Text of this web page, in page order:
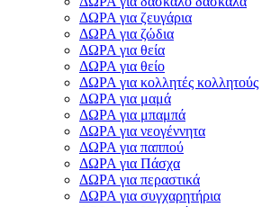
ΔΩΡΑ για ζευγάρια
ΔΩΡΑ για ζώδια
ΔΩΡΑ για θεία
ΔΩΡΑ για θείο
ΔΩΡΑ για κολλητές κολλητούς
ΔΩΡΑ για μαμά
ΔΩΡΑ για μπαμπά
ΔΩΡΑ για νεογέννητα
ΔΩΡΑ για παππού
ΔΩΡΑ για Πάσχα
ΔΩΡΑ για περαστικά
ΔΩΡΑ για συγχαρητήρια